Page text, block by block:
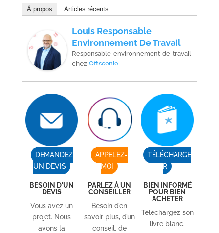
À propos Articles récents
Louis Responsable
Environnement De Travail
Responsable environnement de travail
chez Offiscenie
DEMANDEZ
UN DEVIS
BESOIN D'UN
DEVIS
Vous avez un
projet. Nous
avons la
APPELEZ-
MOI
PARLEZ À UN
CONSEILLER
Besoin d’en
savoir plus, d’un
conseil, de
TÉLÉCHARGE
R
BIEN INFORMÉ
POUR BIEN
ACHETER
Téléchargez son
livre blanc.